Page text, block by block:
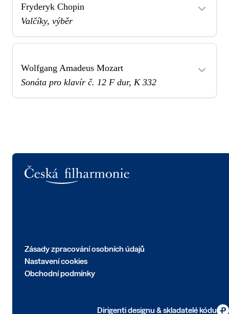
Fryderyk Chopin
Valčíky, výběr
Wolfgang Amadeus Mozart
Sonáta pro klavír č. 12 F dur, K 332
Zásady zpracování osobních údajů
Nastavení cookies
Obchodní podmínky
Dirigenti designu & skladatelé kódu